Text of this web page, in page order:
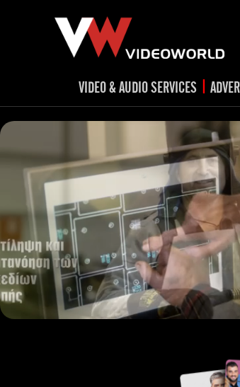
VIDEO & AUDIO SERVICES
TV spots
RADIO spots
Post production
Corporate videos
Trailer & Σήματα
Cultural videos
video applications for
archeological sites &
Product presentations
Documentary
|